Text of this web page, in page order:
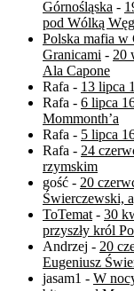
Górnośląska -
pod Wólką
Polska mafia w
Granicami - 20
Ala Capone
Rafa - 13 lipca
Rafa - 6 lipca
Mommonth’a
Rafa - 5 lipca
Rafa - 24
rzymskim
gość - 20
Świerczewski,
ToTemat - 30
przyszły król
Andrzej - 20
Eugeniusz
jasam1 - W